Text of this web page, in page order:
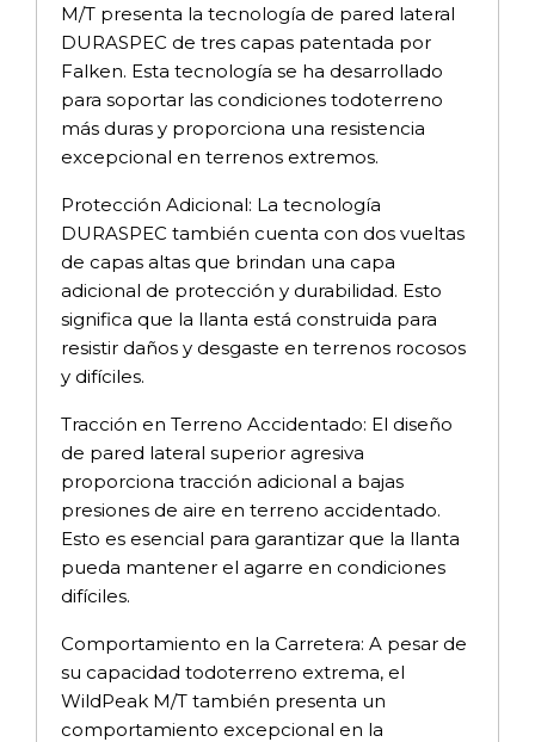
M/T presenta la tecnología de pared lateral
DURASPEC de tres capas patentada por
Falken. Esta tecnología se ha desarrollado
para soportar las condiciones todoterreno
más duras y proporciona una resistencia
excepcional en terrenos extremos.
Protección Adicional: La tecnología
DURASPEC también cuenta con dos vueltas
de capas altas que brindan una capa
adicional de protección y durabilidad. Esto
significa que la llanta está construida para
resistir daños y desgaste en terrenos rocosos
y difíciles.
Tracción en Terreno Accidentado: El diseño
de pared lateral superior agresiva
proporciona tracción adicional a bajas
presiones de aire en terreno accidentado.
Esto es esencial para garantizar que la llanta
pueda mantener el agarre en condiciones
difíciles.
Comportamiento en la Carretera: A pesar de
su capacidad todoterreno extrema, el
WildPeak M/T también presenta un
comportamiento excepcional en la